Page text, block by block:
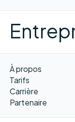
À propos
Tarifs
Carrière
Partenaire